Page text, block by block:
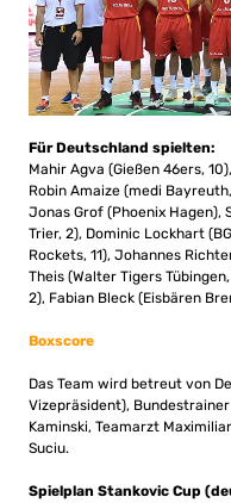
Für Deutschland spielten:
Mahir Agva (Gießen 46ers,
Robin Amaize (medi
Jonas Grof (Phoenix
Trier, 2), Dominic Lockhart
Rockets, 11), Johannes
Theis (Walter Tigers
2), Fabian Bleck (Eisbären
Boxscore
Das Team wird betreut von
Vizepräsident),
Kaminski, Teamarzt
Suciu.
Spielplan Stankovic Cup